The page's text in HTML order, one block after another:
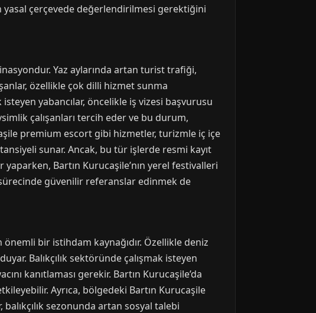
yasal çerçevede değerlendirilmesi gerektiğini
Yaz aylarında artan turist trafiği,
özellikle çok dilli hizmet sunma
yabancılar, öncelikle iş vizesi başvurusu
çalışanları tercih eder ve bu durum,
premium escort gibi hizmetler, turizmle iç içe
sunar. Ancak, bu tür işlerde resmi kayıt
Bartın Kurucaşile’nın yerel festivalleri
güvenilir referanslar edinmek de
önemli bir istihdam kaynağıdır. Özellikle deniz
Balıkçılık sektöründe çalışmak isteyen
kanıtlaması gerekir. Bartın Kurucaşile’da
Ayrıca, bölgedeki Bartın Kurucaşile
sezonunda artan sosyal talebi